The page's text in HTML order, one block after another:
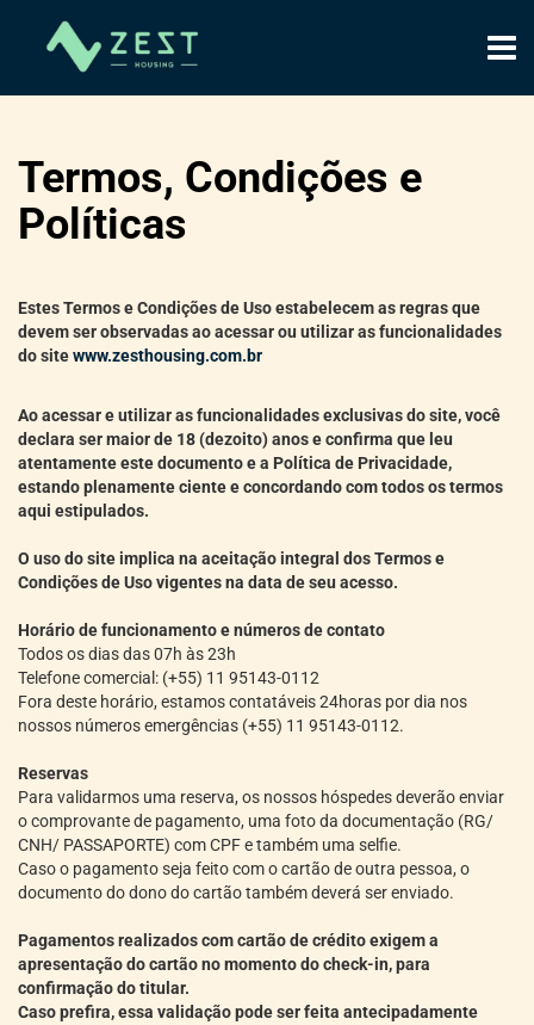
Termos, Condições e
Políticas
Estes Termos e Condições de Uso estabelecem as regras que
devem ser observadas ao acessar ou utilizar as funcionalidades
do sitewww.zesthousing.com.br
Ao acessar e utilizar as funcionalidades exclusivas do site, você
declara ser maior de 18 (dezoito) anos e confirma que leu
atentamente este documento e a Política de Privacidade,
estando plenamente ciente e concordando com todos os termos
aqui estipulados.
O uso do site implica na aceitação integral dos Termos e
Condições de Uso vigentes na data de seu acesso.
Horário de funcionamento e números de contato
Todos os dias das 07h às 23h
Telefone comercial: (+55) 11 95143-0112
Fora deste horário, estamos contatáveis 24horas por dia nos
nossos números emergências (+55) 11 95143-0112.
Reservas
Para validarmos uma reserva, os nossos hóspedes deverão enviar
o comprovante de pagamento, uma foto da documentação (RG/
CNH/ PASSAPORTE) com CPF e também uma selfie.
Caso o pagamento seja feito com o cartão de outra pessoa, o
documento do dono do cartão também deverá ser enviado.
Pagamentos realizados com cartão de crédito exigem a
apresentação do cartão no momento do check-in, para
confirmação do titular.
Caso prefira, essa validação pode ser feita antecipadamente